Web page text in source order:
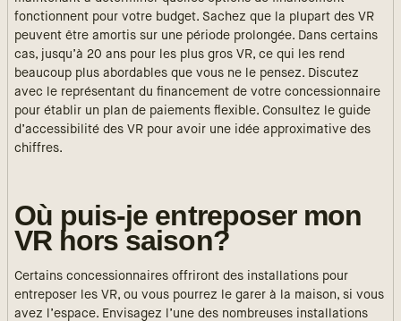
fonctionnent pour votre budget. Sachez que la plupart des VR
peuvent être amortis sur une période prolongée. Dans certains
cas, jusqu’à 20 ans pour les plus gros VR, ce qui les rend
beaucoup plus abordables que vous ne le pensez. Discutez
avec le représentant du financement de votre concessionnaire
pour établir un plan de paiements flexible. Consultez le guide
d’accessibilité des VR pour avoir une idée approximative des
chiffres.
Où puis-je entreposer mon
VR hors saison?
Certains concessionnaires offriront des installations pour
entreposer les VR, ou vous pourrez le garer à la maison, si vous
avez l’espace. Envisagez l’une des nombreuses installations